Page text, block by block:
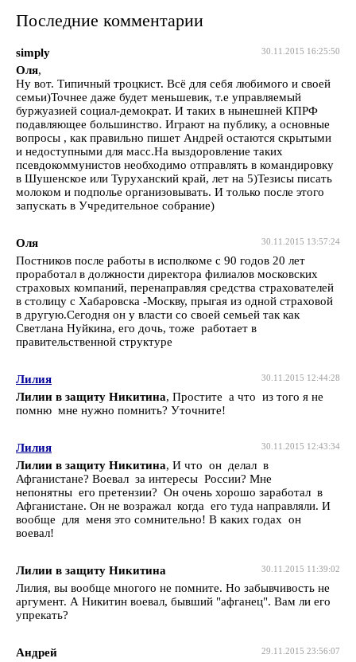
Последние комментарии
30.11.2015 16:25:50
simply
Оля,
Ну вот. Типичный троцкист. Всё для себя любимого и своей
семьи)Точнее даже будет меньшевик, т.е управляемый
буржуазией социал-демократ. И таких в нынешней КПРФ
подавляющее большинство. Играют на публику, а основные
вопросы , как правильно пишет Андрей остаются скрытыми
и недоступными для масс.На выздоровление таких
псевдокоммунистов необходимо отправлять в командировку
в Шушенское или Туруханский край, лет на 5)Тезисы писать
молоком и подполье организовывать. И только после этого
запускать в Учредительное собрание)
30.11.2015 13:57:24
Оля
Постников после работы в исполкоме с 90 годов 20 лет
проработал в должности директора филиалов московских
страховых компаний, перенаправляя средства страхователей
в столицу с Хабаровска -Москву, прыгая из одной страховой
в другую.Сегодня он у власти со своей семьей так как
Светлана Нуйкина, его дочь, тоже работает в
правительственной структуре
30.11.2015 12:44:28
Лилия
Лилии в защиту Никитина, Простите а что из того я не
помню мне нужно помнить? Уточните!
30.11.2015 12:43:34
Лилия
Лилии в защиту Никитина, И что он делал в
Афганистане? Воевал за интересы России? Мне
непонятны его претензии? Он очень хорошо заработал в
Афганистане. Он не возражал когда его туда направляли. И
вообще для меня это сомнительно! В каких годах он
воевал!
30.11.2015 11:39:02
Лилии в защиту Никитина
Лилия, вы вообще многого не помните. Но забывчивость не
аргумент. А Никитин воевал, бывший "афганец". Вам ли его
упрекать?
29.11.2015 23:56:07
Андрей